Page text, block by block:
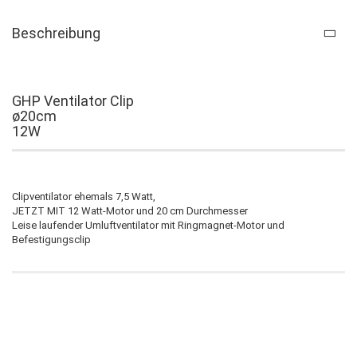
Beschreibung
GHP Ventilator Clip
ø20cm
12W
Clipventilator ehemals 7,5 Watt,
JETZT MIT 12 Watt-Motor und 20 cm Durchmesser
Leise laufender Umluftventilator mit Ringmagnet-Motor und
Befestigungsclip